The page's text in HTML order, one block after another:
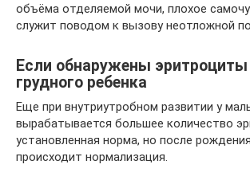
объёма отделяемой мочи, плохое
служит поводом к вызову неотложной
Если обнаружены
грудного ребенка
Еще при внутриутробном развитии у
вырабатывается большее количество
установленная норма, но после
происходит нормализация.